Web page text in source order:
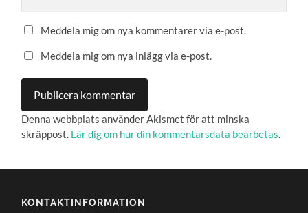
Meddela mig om nya kommentarer via e-post.
Meddela mig om nya inlägg via e-post.
Denna webbplats använder Akismet för att minska
skräppost. Lär dig om hur din kommentarsdata bearbetas.
KONTAKTINFORMATION